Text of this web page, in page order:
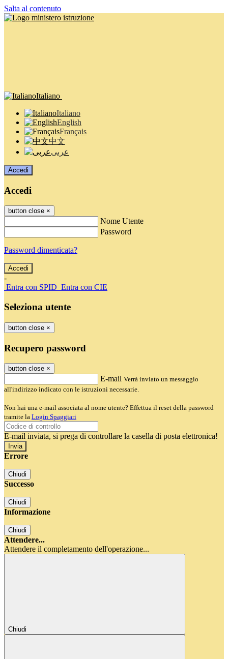
Salta al contenuto
Italiano
Italiano
English
Français
中文
عربى
Accedi
Accedi
button close ×
Nome Utente
Password
Password dimenticata?
-
Entra con SPID Entra con CIE
Seleziona utente
button close ×
Recupero password
button close ×
E-mail Verrà inviato un messaggio
all'indirizzo indicato con le istruzioni necessarie.
Non hai una e-mail associata al nome utente? Effettua il reset della password
tramite la Login Spaggiari
E-mail inviata, si prega di controllare la casella di posta elettronica!
Errore
Chiudi
Successo
Chiudi
Informazione
Chiudi
Attendere...
Attendere il completamento dell'operazione...
Chiudi